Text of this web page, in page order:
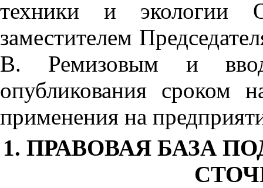
техники и экологии
заместителем
В. Ремизовым и
опубликования сроком
применения на
1. ПРАВОВАЯ БАЗА